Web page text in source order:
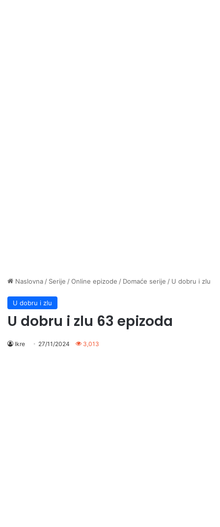
Naslovna / Serije /Online epizode / Domaće serije / U dobru i zlu
U dobru i zlu
U dobru i zlu 63 epizoda
Ikre 27/11/2024 3,013